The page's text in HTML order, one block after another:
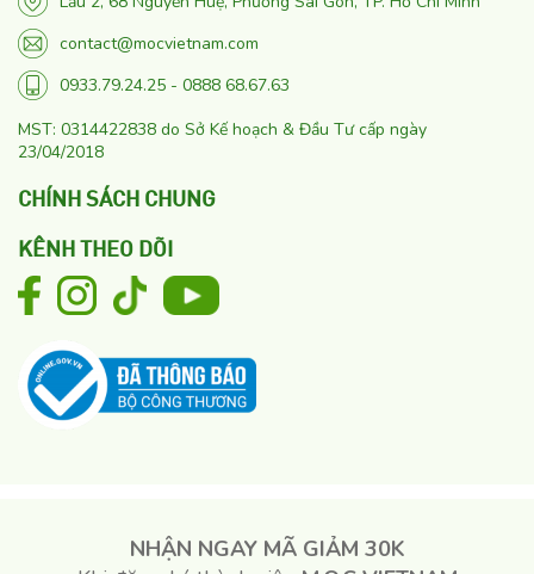
contact@mocvietnam.com
0933.79.24.25 - 0888 68.67.63
MST: 0314422838 do Sở Kế hoạch & Đầu Tư cấp ngày
23/04/2018
CHÍNH SÁCH CHUNG
KÊNH THEO DÕI
NHẬN NGAY MÃ GIẢM 30K